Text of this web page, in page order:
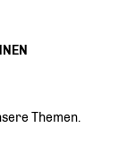
Themen.